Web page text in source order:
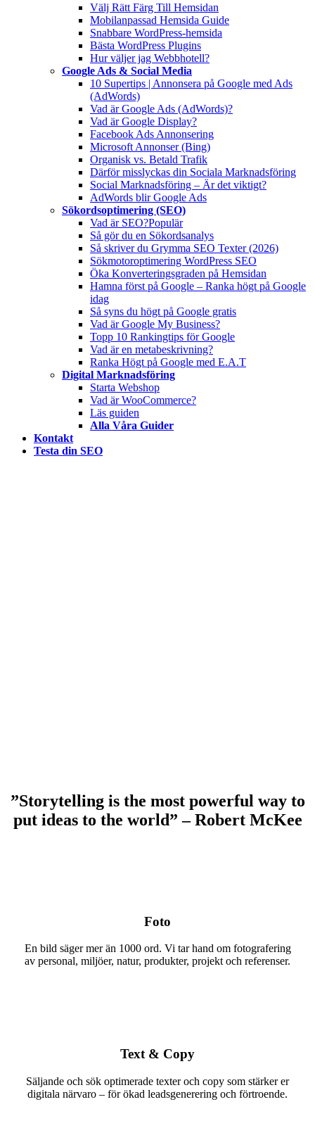
Välj Rätt Färg Till Hemsidan
Mobilanpassad Hemsida Guide
Snabbare WordPress-hemsida
Bästa WordPress Plugins
Hur väljer jag Webbhotell?
Google Ads & Social Media
10 Supertips | Annonsera på Google med Ads
(AdWords)
Vad är Google Ads (AdWords)?
Vad är Google Display?
Facebook Ads Annonsering
Microsoft Annonser (Bing)
Organisk vs. Betald Trafik
Därför misslyckas din Sociala Marknadsföring
Social Marknadsföring – Är det viktigt?
AdWords blir Google Ads
Sökordsoptimering (SEO)
Vad är SEO?Populär
Så gör du en Sökordsanalys
Så skriver du Grymma SEO Texter (2026)
Sökmotoroptimering WordPress SEO
Öka Konverteringsgraden på Hemsidan
Hamna först på Google – Ranka högt på Google
idag
Så syns du högt på Google gratis
Vad är Google My Business?
Topp 10 Rankingtips för Google
Vad är en metabeskrivning?
Ranka Högt på Google med E.A.T
Digital Marknadsföring
Starta Webshop
Vad är WooCommerce?
Läs guiden
Alla Våra Guider
Kontakt
Testa din SEO
”Storytelling is the most powerful way to
put ideas to the world” – Robert McKee
Foto
En bild säger mer än 1000 ord. Vi tar hand om fotografering
av personal, miljöer, natur, produkter, projekt och referenser.
Text & Copy
Säljande och sök optimerade texter och copy som stärker er
digitala närvaro – för ökad leadsgenerering och förtroende.